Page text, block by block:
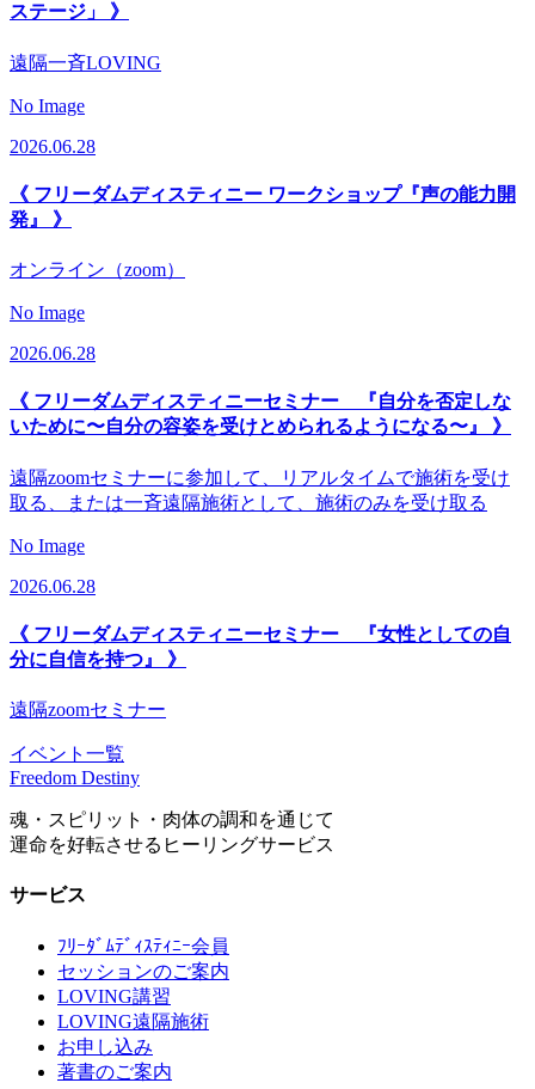
ステージ」 》
遠隔一斉LOVING
No Image
2026.06.28
《 フリーダムディスティニー ワークショップ『声の能力開
発』 》
オンライン（zoom）
No Image
2026.06.28
《 フリーダムディスティニーセミナー 『自分を否定しな
いために〜自分の容姿を受けとめられるようになる〜』 》
遠隔zoomセミナーに参加して、リアルタイムで施術を受け
取る、または一斉遠隔施術として、施術のみを受け取る
No Image
2026.06.28
《 フリーダムディスティニーセミナー 『女性としての自
分に自信を持つ』 》
遠隔zoomセミナー
イベント一覧
Freedom Destiny
魂・スピリット・肉体の調和を通じて
運命を好転させるヒーリングサービス
サービス
ﾌﾘｰﾀﾞﾑﾃﾞｨｽﾃｨﾆｰ会員
セッションのご案内
LOVING講習
LOVING遠隔施術
お申し込み
著書のご案内